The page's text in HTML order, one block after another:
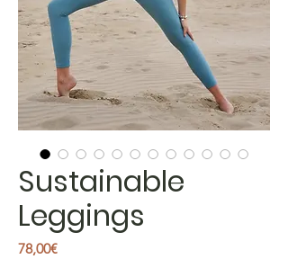
Sustainable
Leggings
78,00€Price